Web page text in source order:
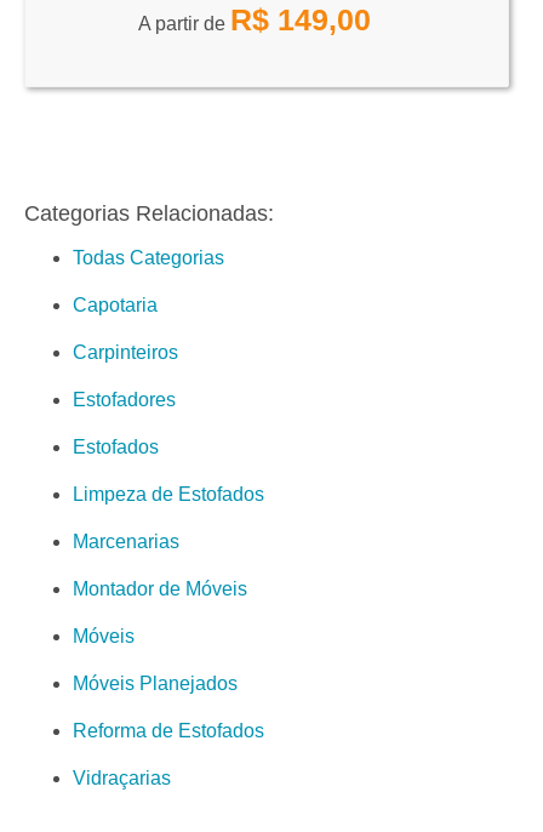
A partir de R$ 149,00
Categorias Relacionadas:
Todas Categorias
Capotaria
Carpinteiros
Estofadores
Estofados
Limpeza de Estofados
Marcenarias
Montador de Móveis
Móveis
Móveis Planejados
Reforma de Estofados
Vidraçarias